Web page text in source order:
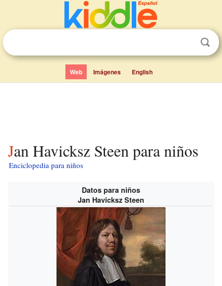
Web Imágenes English
Jan Havicksz Steen para niños
Enciclopedia para niños
Datos para niños
Jan Havicksz Steen